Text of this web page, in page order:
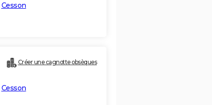
Cesson
Créer une cagnotte obsèques
Cesson